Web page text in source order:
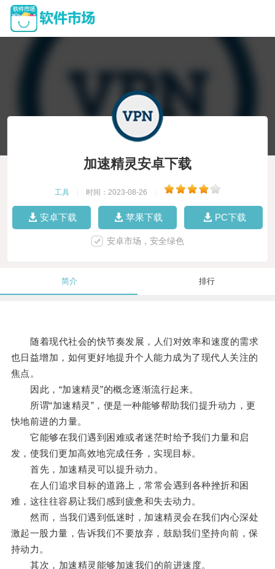
加速精灵安卓下载
工具 时间：2023-08-26
安卓下载 苹果下载 PC下载
安卓市场，安全绿色
简介 排行
随着现代社会的快节奏发展，人们对效率和速度的需求
也日益增加，如何更好地提升个人能力成为了现代人关注的
焦点。
因此，“加速精灵”的概念逐渐流行起来。
所谓“加速精灵”，便是一种能够帮助我们提升动力，更
快地前进的力量。
它能够在我们遇到困难或者迷茫时给予我们力量和启
发，使我们更加高效地完成任务，实现目标。
首先，加速精灵可以提升动力。
在人们追求目标的道路上，常常会遇到各种挫折和困
难，这往往容易让我们感到疲惫和失去动力。
然而，当我们遇到低迷时，加速精灵会在我们内心深处
激起一股力量，告诉我们不要放弃，鼓励我们坚持向前，保
持动力。
其次，加速精灵能够加速我们的前进速度。